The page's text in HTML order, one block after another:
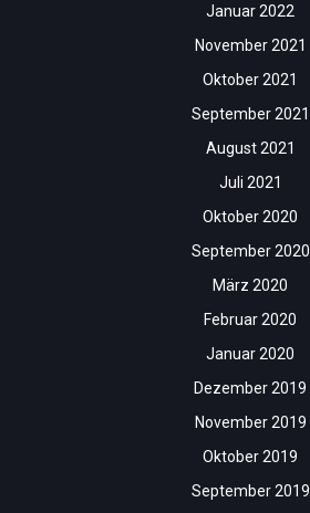
Januar 2022
November 2021
Oktober 2021
September 2021
August 2021
Juli 2021
Oktober 2020
September 2020
März 2020
Februar 2020
Januar 2020
Dezember 2019
November 2019
Oktober 2019
September 2019